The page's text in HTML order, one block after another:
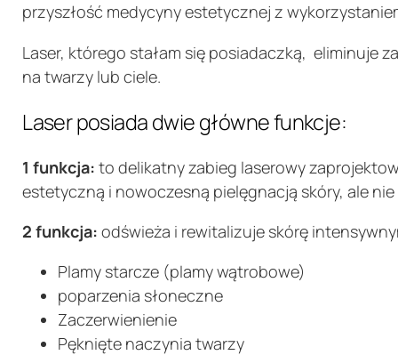
przyszłość medycyny estetycznej z
Laser, którego stałam się posiadaczką, eliminuje
na twarzy lub ciele.
Laser posiada dwie główne funkcje:
1 funkcja: to delikatny zabieg laserowy
estetyczną i nowoczesną pielęgnacją skóry, ale
2 funkcja: odświeża i rewitalizuje skórę
Plamy starcze (plamy wątrobowe)
poparzenia słoneczne
Zaczerwienienie
Pęknięte naczynia twarzy